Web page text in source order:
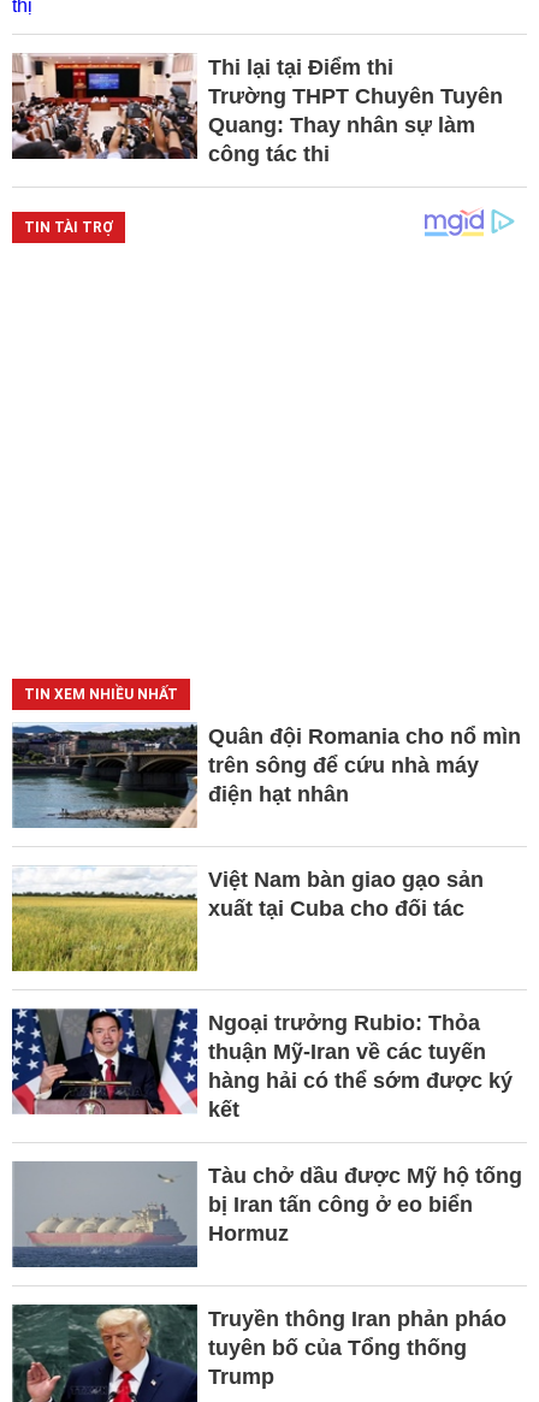
Thi lại tại Điểm thi
Trường THPT Chuyên Tuyên
Quang: Thay nhân sự làm
công tác thi
TIN XEM NHIỀU NHẤT
Quân đội Romania cho nổ mìn
trên sông để cứu nhà máy
điện hạt nhân
Việt Nam bàn giao gạo sản
xuất tại Cuba cho đối tác
Ngoại trưởng Rubio: Thỏa
thuận Mỹ-Iran về các tuyến
hàng hải có thể sớm được ký
kết
Tàu chở dầu được Mỹ hộ tống
bị Iran tấn công ở eo biển
Hormuz
Truyền thông Iran phản pháo
tuyên bố của Tổng thống
Trump